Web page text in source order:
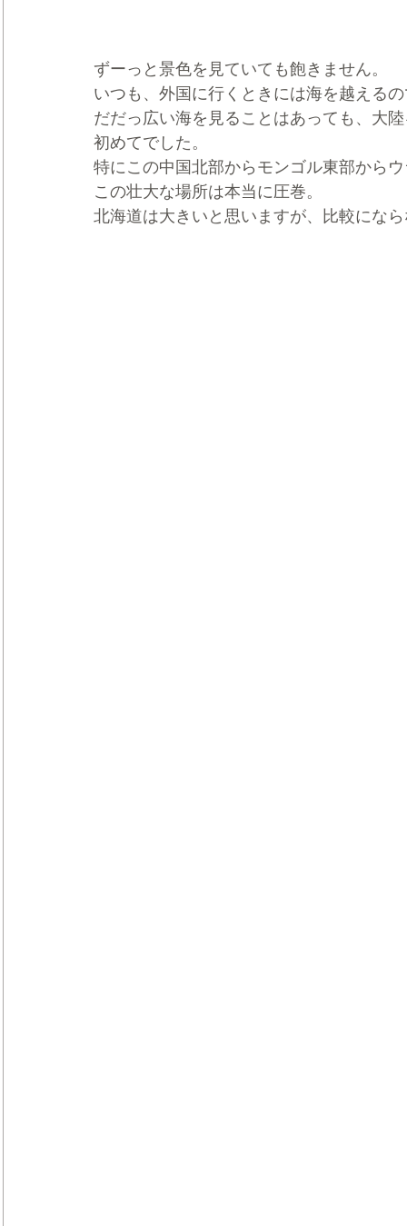
ずーっと景色を見ていても飽きません。
いつも、外国に行くときには海を越える
だだっ広い海を見ることはあっても、大
初めてでした。
特にこの中国北部からモンゴル東部から
この壮大な場所は本当に圧巻。
北海道は大きいと思いますが、比較にな